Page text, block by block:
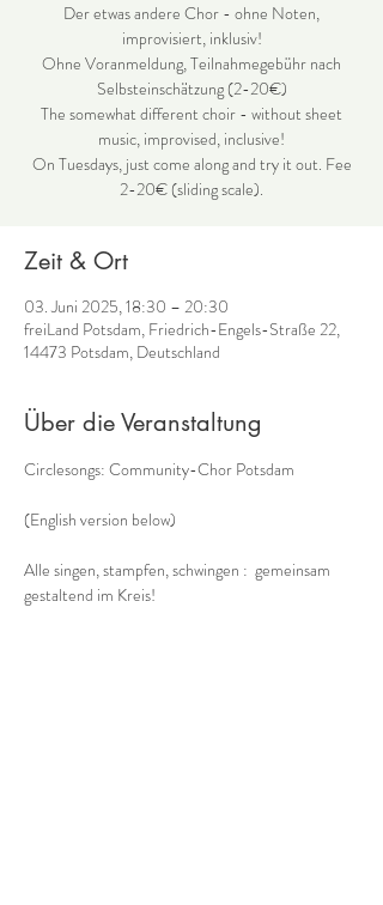
Der etwas andere Chor - ohne Noten,
improvisiert, inklusiv!
Ohne Voranmeldung, Teilnahmegebühr nach
Selbsteinschätzung (2-20€)
The somewhat different choir - without sheet
music, improvised, inclusive!
On Tuesdays, just come along and try it out. Fee
2-20€ (sliding scale).
Zeit & Ort
03. Juni 2025, 18:30 – 20:30
freiLand Potsdam, Friedrich-Engels-Straße 22,
14473 Potsdam, Deutschland
Über die Veranstaltung
Circlesongs: Community-Chor Potsdam
(English version below)
Alle singen, stampfen, schwingen :  gemeinsam
gestaltend im Kreis!